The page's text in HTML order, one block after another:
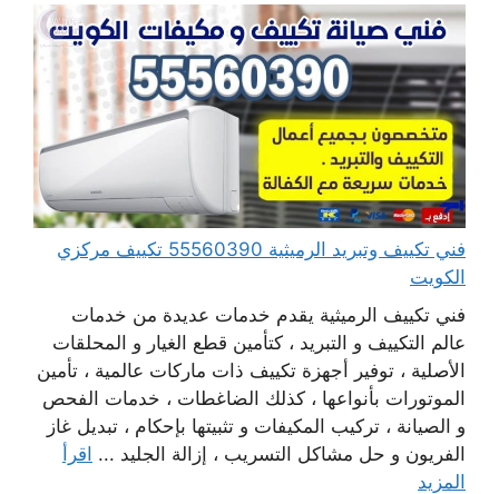
فني تكييف وتبريد الرميثية 55560390 تكييف مركزي
الكويت
فني تكييف الرميثية يقدم خدمات عديدة من خدمات
عالم التكييف و التبريد ، كتأمين قطع الغيار و المحلقات
الأصلية ، توفير أجهزة تكييف ذات ماركات عالمية ، تأمين
الموتورات بأنواعها ، كذلك الضاغطات ، خدمات الفحص
و الصيانة ، تركيب المكيفات و تثبيتها بإحكام ، تبديل غاز
الفريون و حل مشاكل التسريب ، إزالة الجليد ... اقرأ
المزيد